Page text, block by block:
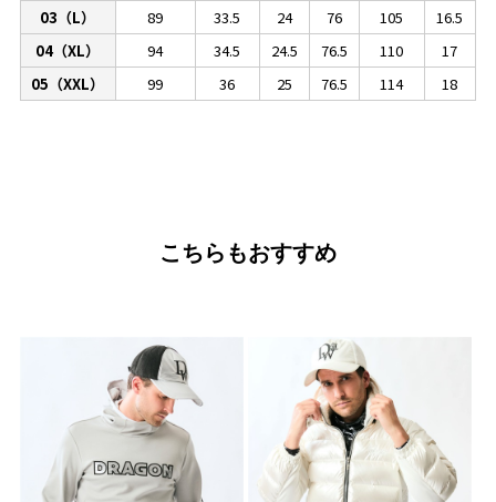
03（L）
89 33.5 24 76 105
16.5
04（XL）
94 34.5 24.5 76.5 110
17
05（XXL）
99 36 25 76.5 114 18
こちらもおすすめ